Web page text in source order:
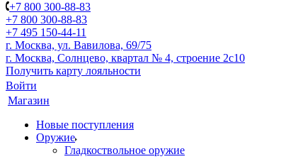
+7 800 300-88-83
+7 800 300-88-83
+7 495 150-44-11
г. Москва, ул. Вавилова, 69/75
г. Москва, Солнцево, квартал № 4, строение 2с10
Получить карту лояльности
Войти
Магазин
Новые поступления
Оружие
Гладкоствольное оружие